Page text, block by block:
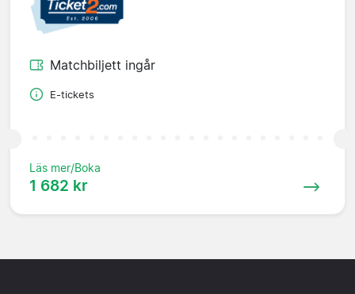
Matchbiljett ingår
E-tickets
Läs mer/Boka
1 682 kr